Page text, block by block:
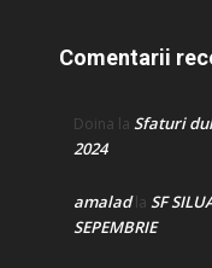
Comentarii
Doina la Sfaturi
2024
amaladla SF
SEPEMBRIE